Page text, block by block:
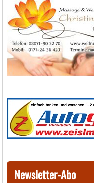
Newsletter-Abo